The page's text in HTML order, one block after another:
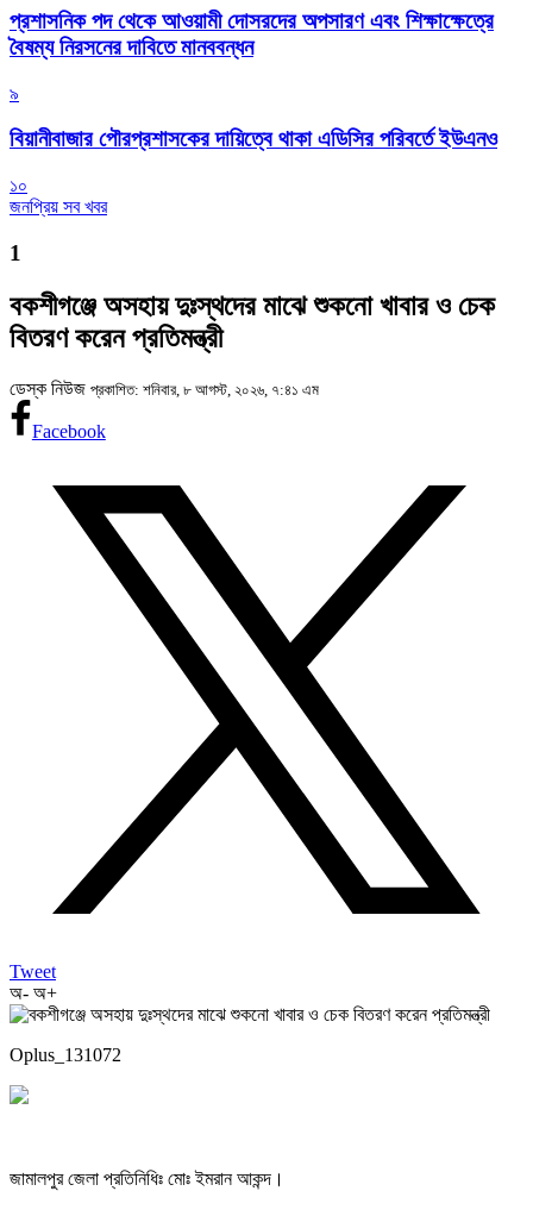
প্রশাসনিক পদ থেকে আওয়ামী দোসরদের অপসারণ এবং শিক্ষাক্ষেত্রে
বৈষম্য নিরসনের দাবিতে মানববন্ধন
৯
বিয়ানীবাজার পৌরপ্রশাসকের দায়িত্বে থাকা এডিসির পরিবর্তে ইউএনও
১০
জনপ্রিয় সব খবর
1
বকশীগঞ্জে অসহায় দুঃস্থদের মাঝে শুকনো খাবার ও চেক
বিতরণ করেন প্রতিমন্ত্রী
ডেস্ক নিউজ প্রকাশিত: শনিবার, ৮ আগস্ট, ২০২৬, ৭:৪১ এম
Facebook
Tweet
অ- অ+
Oplus_131072
জামালপুর জেলা প্রতিনিধিঃ মোঃ ইমরান আকন্দ।